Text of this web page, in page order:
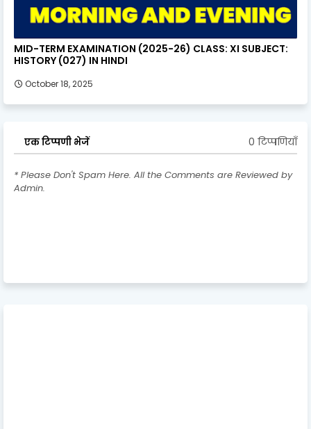
MID-TERM EXAMINATION (2025-26) CLASS: XI SUBJECT:
HISTORY (027) IN HINDI
October 18, 2025
एक टिप्पणी भेजें 0 टिप्पणियाँ
* Please Don't Spam Here. All the Comments are Reviewed by
Admin.